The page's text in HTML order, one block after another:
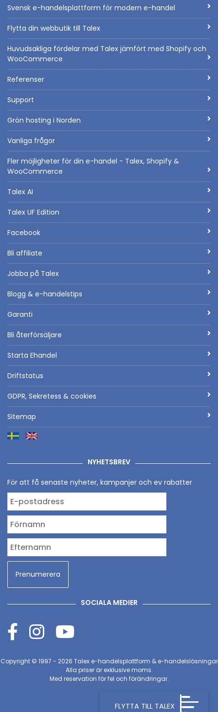
FLYTTA TILL TALEX
Svensk e-handelsplattform för modern e-handel
Flytta din webbutik till Talex
Huvudsakliga fördelar med Talex jämfört med Shopify och
WooCommerce
Referenser
Support
Grön hosting i Norden
Vanliga frågor
Fler möjligheter för din e-handel - Talex, Shopify &
WooCommerce
Talex AI
Talex UF Edition
Facebook
Bli affiliate
Jobba på Talex
Blogg & e-handelstips
Garanti
Bli återförsäljare
Starta Ehandel
Driftstatus
GDPR, Sekretess & cookies
Sitemap
NYHETSBREV
För att få senaste nyheter, kampanjer och ev rabatter
SOCIALA MEDIER
Copyright © 1997 - 2026 Talex e-handelsplattform & e-handelslösningar
Alla priser är exklusive moms.
Med reservation för fel och förändringar.